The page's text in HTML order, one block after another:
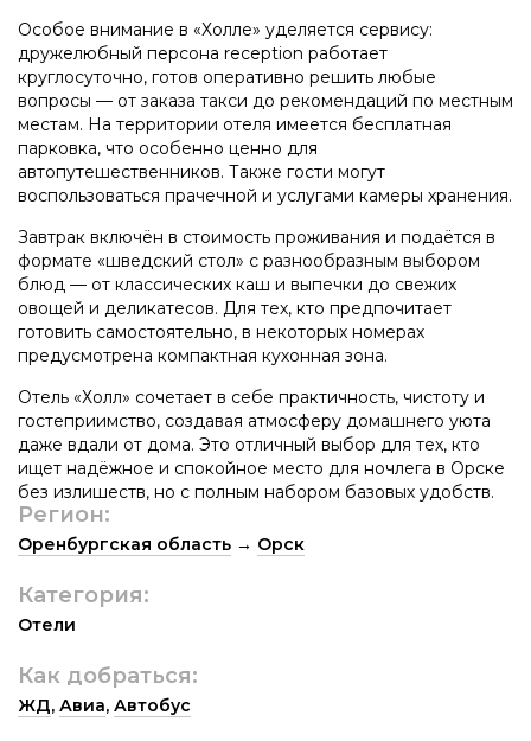
Особое внимание в «Холле» уделяется сервису:
дружелюбный персона reception работает
круглосуточно, готов оперативно решить любые
вопросы — от заказа такси до рекомендаций по местным
местам. На территории отеля имеется бесплатная
парковка, что особенно ценно для
автопутешественников. Также гости могут
воспользоваться прачечной и услугами камеры хранения.
Завтрак включён в стоимость проживания и подаётся в
формате «шведский стол» с разнообразным выбором
блюд — от классических каш и выпечки до свежих
овощей и деликатесов. Для тех, кто предпочитает
готовить самостоятельно, в некоторых номерах
предусмотрена компактная кухонная зона.
Отель «Холл» сочетает в себе практичность, чистоту и
гостеприимство, создавая атмосферу домашнего уюта
даже вдали от дома. Это отличный выбор для тех, кто
ищет надёжное и спокойное место для ночлега в Орске
без излишеств, но с полным набором базовых удобств.
Регион:
Оренбургская область → Орск
Категория:
Отели
Как добраться:
ЖД, Авиа, Автобус